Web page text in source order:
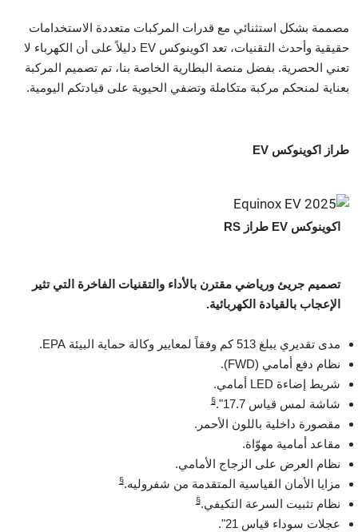
مصممة بشكل استثنائي مع قدرات المركبات متعددة الاستخدامات
حقيقية وأحدث التقنيات، تعد اكوينوكس EV دليلاً على أن الكهرباء لا
تعني الحصرية. بفضل منصة البطارية الخاصة بنا، تم تصميم المركبة
بعناية لمنحكم مركبة متكاملة وتضفي الحيوية على قيادتكم اليومية.
طراز اكوينوكس EV
اكوينوكس EV طراز RS
تصميم جريئ ورياضي مقترن بالأداء والتقنيات الفاخرة التي تثير
الإعجاب بالقيادة الكهربائية.
مدى تقديري يبلغ 513 كم وفقاً لمعايير وكالة حماية البيئة EPA.
نظام دفع أمامي (FWD).
شريط إضاءة LED أمامي.
شاشة لمس قياس 17.7".
§
مقصورة داخلية باللون الأحمر.
مقاعد أمامية مهوّاة.
نظام العرض على الزجاج الأمامي.
مزايا الأمان القياسية المتقدمة من شفروليه.
نظام تثبيت السرعة التكيفي.
عجلات سوداء قياس 21".